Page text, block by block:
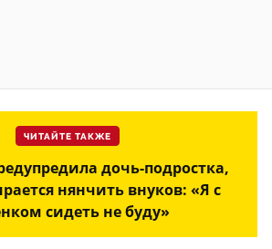
ЧИТАЙТЕ ТАКЖЕ
дочь-подростка,
нянчить внуков: «Я с
сидеть не буду»